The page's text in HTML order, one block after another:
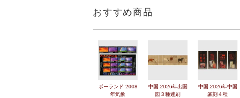
おすすめ商品
ポーランド 2008
年気象
中国 2026年出圉
図３種連刷
中国 2026年中国
篆刻４種